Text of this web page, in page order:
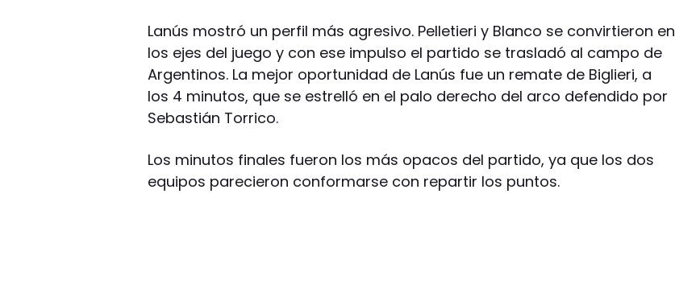
Lanús mostró un perfil más agresivo. Pelletieri y Blanco se convirtieron en
los ejes del juego y con ese impulso el partido se trasladó al campo de
Argentinos. La mejor oportunidad de Lanús fue un remate de Biglieri, a
los 4 minutos, que se estrelló en el palo derecho del arco defendido por
Sebastián Torrico.
Los minutos finales fueron los más opacos del partido, ya que los dos
equipos parecieron conformarse con repartir los puntos.